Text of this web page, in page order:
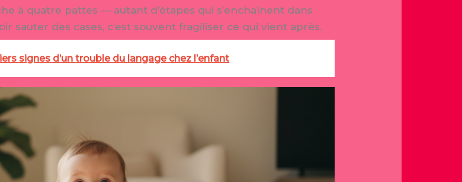
à quatre pattes — autant d’étapes qui s’enchaînent dans
sauter des cases, c’est souvent fragiliser ce qui vient après.
signes d’un trouble du langage chez l’enfant